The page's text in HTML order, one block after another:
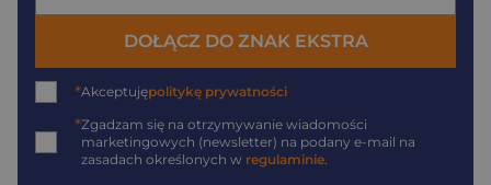
DOŁĄCZ DO ZNAK EKSTRA
*Akceptujępolitykę prywatności
*Zgadzam się na otrzymywanie wiadomości
marketingowych (newsletter) na podany e-mail na
zasadach określonych w regulaminie.